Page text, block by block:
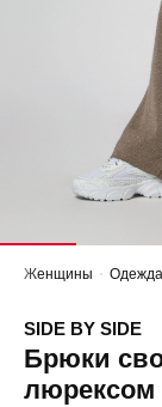
Женщины Одежда
SIDE BY SIDE
Брюки
люрексом